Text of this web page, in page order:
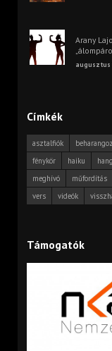
Arany
augusztus
Címkék
asztalfiók
fénykör
haiku
meghívó
műfordítás
vers
videók
Támogatók